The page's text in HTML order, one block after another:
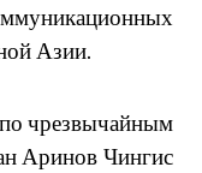
Азии.
чрезвычайным
Аринов Чингис